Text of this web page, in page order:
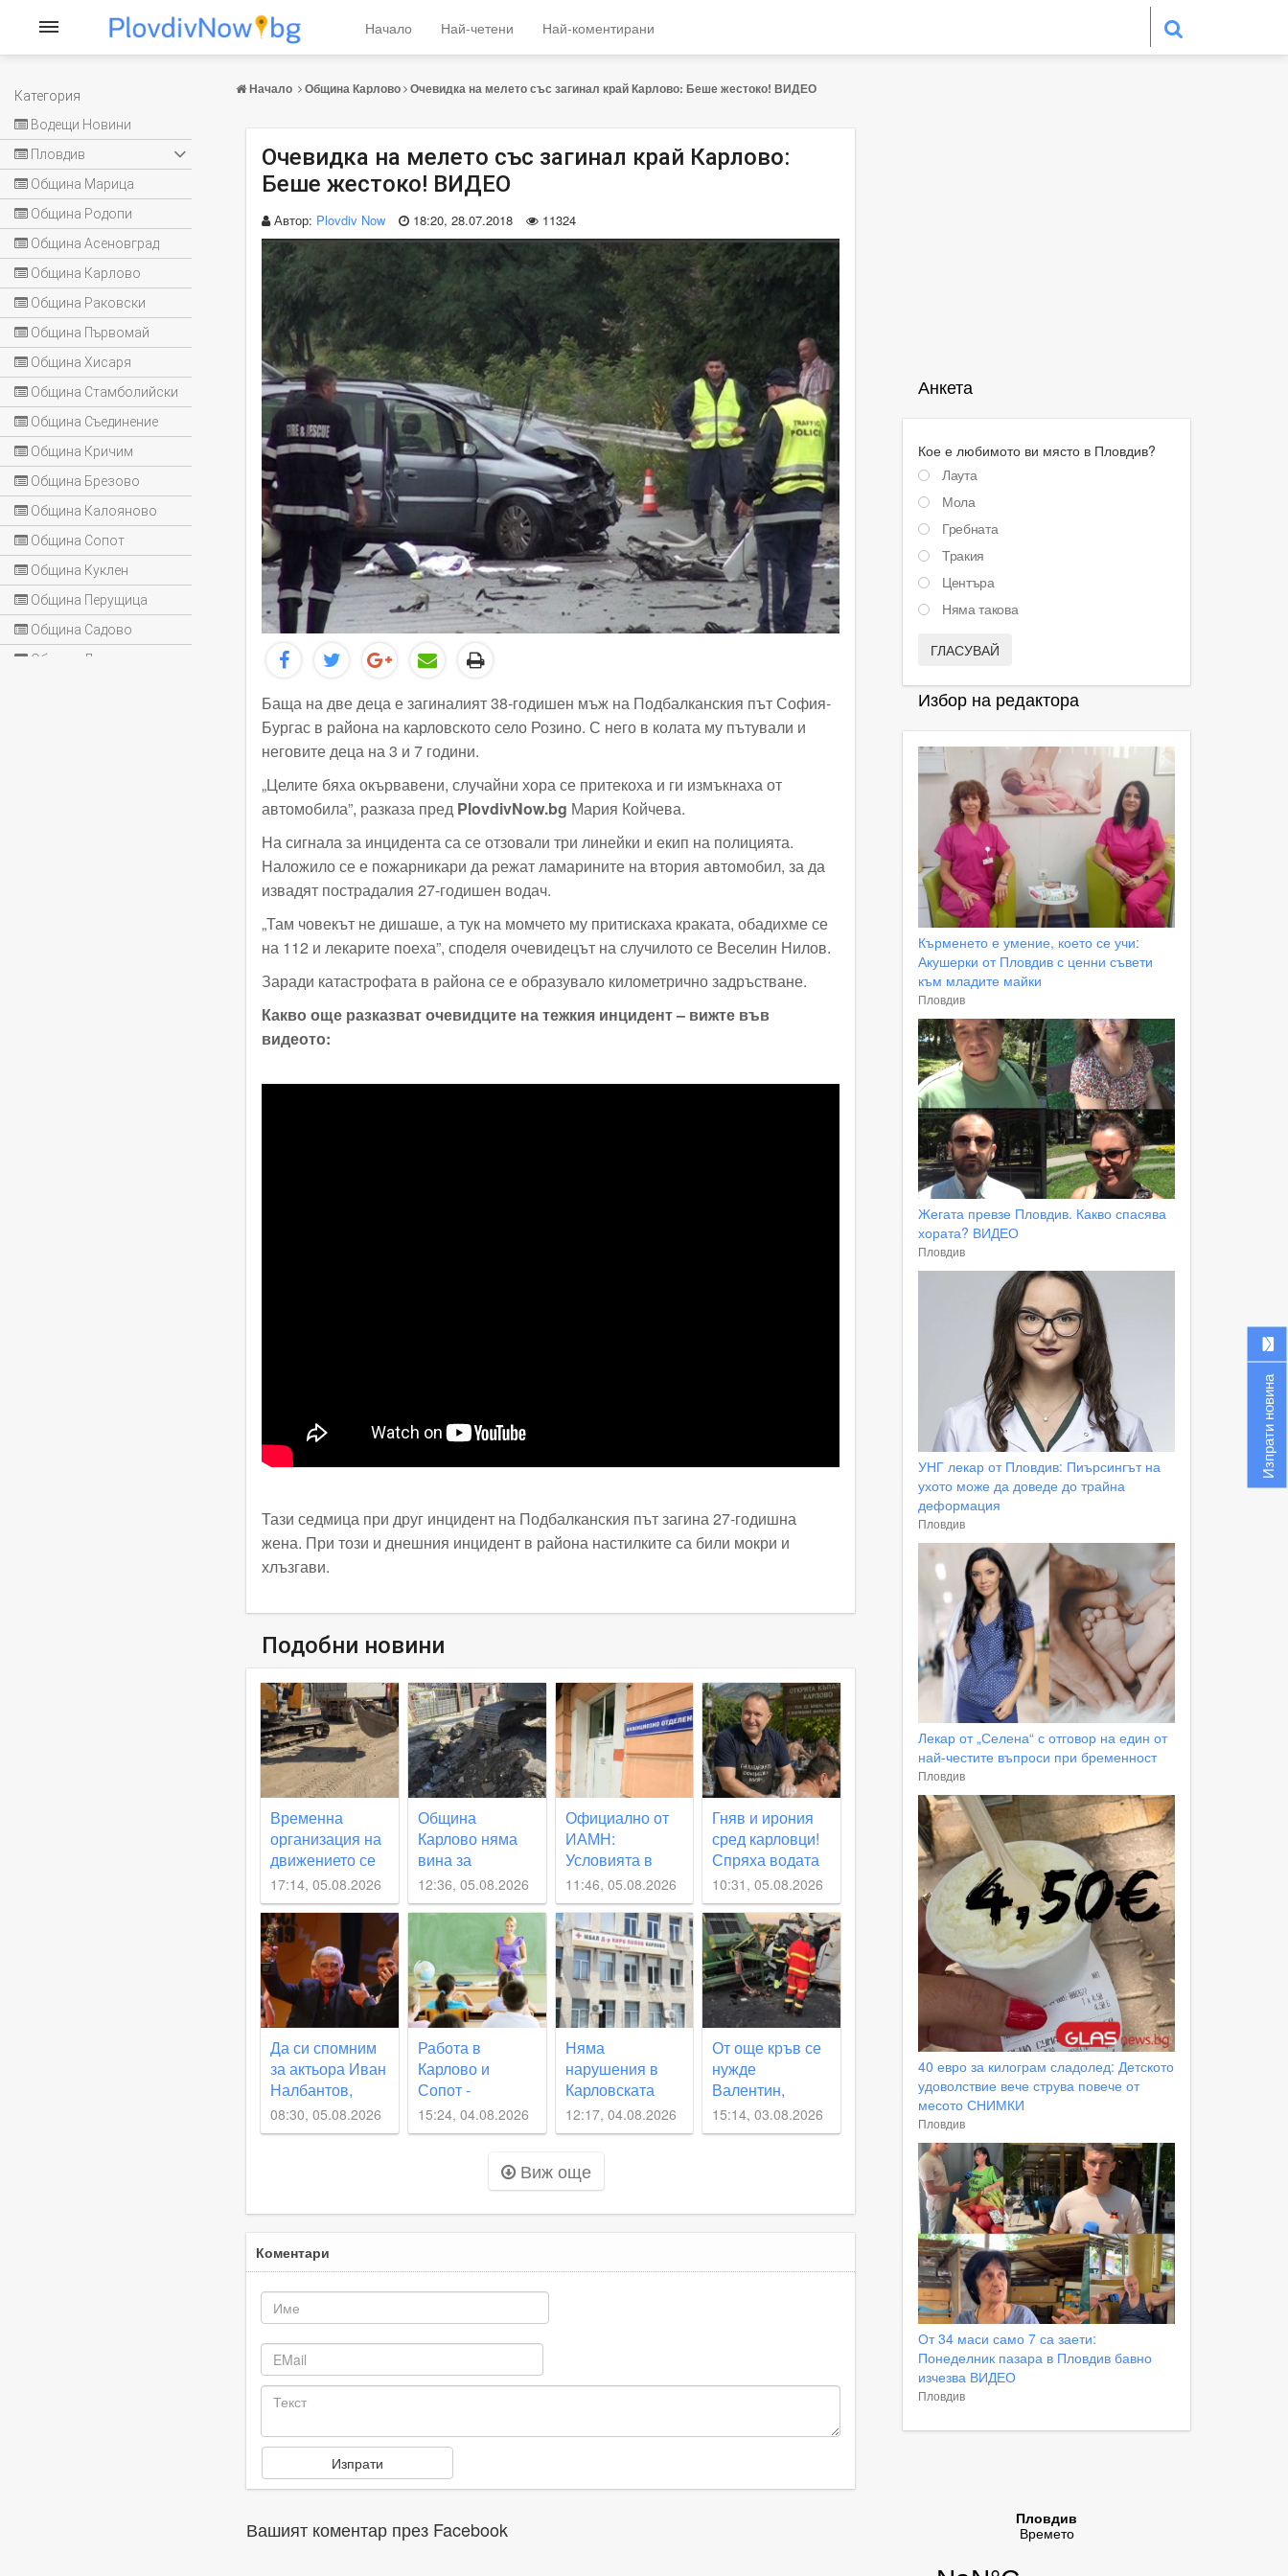
Категория
Водещи Новини
Пловдив
Община Марица
Община Родопи
Община Асеновград
Община Карлово
Община Раковски
Община Първомай
Община Хисаря
Община Стамболийски
Община Съединение
Община Кричим
Община Брезово
Община Калояново
Община Сопот
Община Куклен
Община Перущица
Община Садово
Община Лъки
Начало Най-четени Най-коментирани
Начало Община Карлово Очевидка на мелето със загинал край Карлово: Беше жестоко! ВИДЕО
Очевидка на мелето със загинал край Карлово:
Беше жестоко! ВИДЕО
Автор: Plovdiv Now 18:20, 28.07.2018 11324
Баща на две деца е загиналият 38-годишен мъж на Подбалканския път София-
Бургас в района на карловското село Розино. С него в колата му пътували и
неговите деца на 3 и 7 години.
„Целите бяха окървавени, случайни хора се притекоха и ги измъкнаха от
автомобила”, разказа пред PlovdivNow.bg Мария Койчева.
На сигнала за инцидента са се отзовали три линейки и екип на полицията.
Наложило се е пожарникари да режат ламарините на втория автомобил, за да
извадят пострадалия 27-годишен водач.
„Там човекът не дишаше, а тук на момчето му притискаха краката, обадихме се
на 112 и лекарите поеха”, споделя очевидецът на случилото се Веселин Нилов.
Заради катастрофата в района се е образувало километрично задръстване.
Какво още разказват очевидците на тежкия инцидент – вижте във
видеото:
Тази седмица при друг инцидент на Подбалканския път загина 27-годишна
жена. При този и днешния инцидент в района настилките са били мокри и
хлъзгави.
Подобни новини
Временна
организация на
движението се
въвежда по част
от улица
„Юмрукчал“
17:14, 05.08.2026
Община
Карлово няма
вина за
непредвиденото
спиране на
водата, но се
извинява на
гражданите
12:36, 05.08.2026
Официално от
ИАМН:
Условията в
Инфекциозното
отделение в
карловската
болница са
“изключително
лоши“
11:46, 05.08.2026
Гняв и ирония
сред карловци!
Спряха водата
11 часа по-рано
от обявеното
10:31, 05.08.2026
Да си спомним
за актьора Иван
Налбантов,
роден в
Карловско на
08:30, 05.08.2026
Работа в
Карлово и
Сопот -
свободните
места в
15:24, 04.08.2026
Няма
нарушения в
Карловската
болница по
случая с
починалото
бебе
12:17, 04.08.2026
От още кръв се
нужде
Валентин,
пострадал на
пътя Пловдив-
15:14, 03.08.2026
Виж още
Коментари
Вашият коментар през Facebook
Анкета
Кое е любимото ви място в Пловдив?
Лаута
Мола
Гребната
Тракия
Центъра
Няма такова
ГЛАСУВАЙ
Избор на редактора
Кърменето е умение, което се учи:
Акушерки от Пловдив с ценни съвети
към младите майки
Пловдив
Жегата превзе Пловдив. Какво спасява
хората? ВИДЕО
Пловдив
УНГ лекар от Пловдив: Пиърсингът на
ухото може да доведе до трайна
деформация
Пловдив
Лекар от „Селена“ с отговор на един от
най-честите въпроси при бременност
Пловдив
40 евро за килограм сладолед: Детското
удоволствие вече струва повече от
месото СНИМКИ
Пловдив
От 34 маси само 7 са заети:
Понеделник пазара в Пловдив бавно
изчезва ВИДЕО
Пловдив
Изпрати новина